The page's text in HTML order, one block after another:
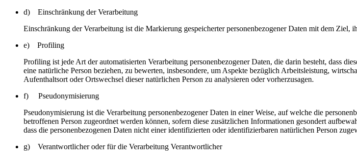
d) Einschränkung der Verarbeitung
Einschränkung der Verarbeitung ist die Markierung gespeicherter personenbezogener Daten mit dem Ziel,
e) Profiling
Profiling ist jede Art der automatisierten Verarbeitung personenbezogener Daten, die darin besteht, dass
eine natürliche Person beziehen, zu bewerten, insbesondere, um Aspekte bezüglich Arbeitsleistung,
Aufenthaltsort oder Ortswechsel dieser natürlichen Person zu analysieren oder vorherzusagen.
f) Pseudonymisierung
Pseudonymisierung ist die Verarbeitung personenbezogener Daten in einer Weise, auf welche die
betroffenen Person zugeordnet werden können, sofern diese zusätzlichen Informationen gesondert
dass die personenbezogenen Daten nicht einer identifizierten oder identifizierbaren natürlichen Person
g) Verantwortlicher oder für die Verarbeitung Verantwortlicher